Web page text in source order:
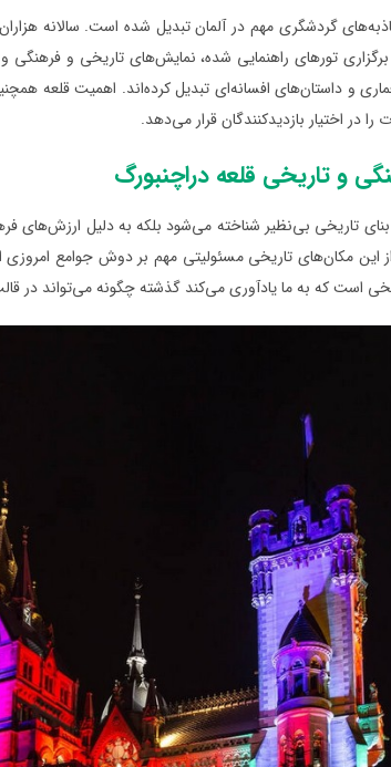
گردشگری مهم در آلمان تبدیل شده است. سالانه
برگزاری تورهای راهنمایی شده، نمایش‌های تاریخی و
و داستان‌های افسانه‌ای تبدیل کرده‌اند. اهمیت قلعه
در اختیار بازدیدکنندگان قرار می‌دهد.
و تاریخی قلعه دراچنبورگ
بنای تاریخی بی‌نظیر شناخته می‌شود بلکه به دلیل ارزش‌های
این مکان‌های تاریخی مسئولیتی مهم بر دوش جوامع امروزی
است که به ما یادآوری می‌کند گذشته چگونه می‌تواند در